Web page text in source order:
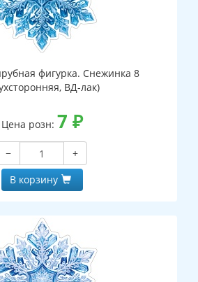
фигурка. Снежинка 8
ВД-лак)
Цена розн: 7 ₽
−
+
В корзину